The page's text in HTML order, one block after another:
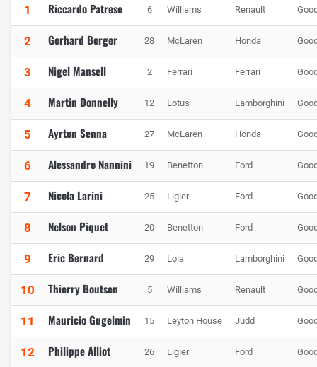
1 Riccardo Patrese 6 Williams Renault
2 Gerhard Berger 28 McLaren Honda
3 Nigel Mansell 2 Ferrari Ferrari
4 Martin Donnelly 12 Lotus Lamborghini
5 Ayrton Senna 27 McLaren Honda
6 Alessandro Nannini 19 Benetton Ford
7 Nicola Larini 25 Ligier Ford
8 Nelson Piquet 20 Benetton Ford
9 Eric Bernard 29 Lola Lamborghini
10 Thierry Boutsen 5 Williams Renault
11 Mauricio Gugelmin 15 Leyton House Judd
12 Philippe Alliot 26 Ligier Ford